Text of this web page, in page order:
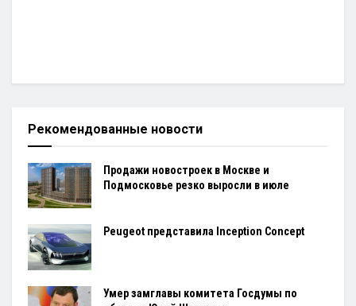
Рекомендованные новости
Продажи новостроек в Москве и
Подмосковье резко выросли в июле
Peugeot представила Inception Concept
Умер замглавы комитета Госдумы по